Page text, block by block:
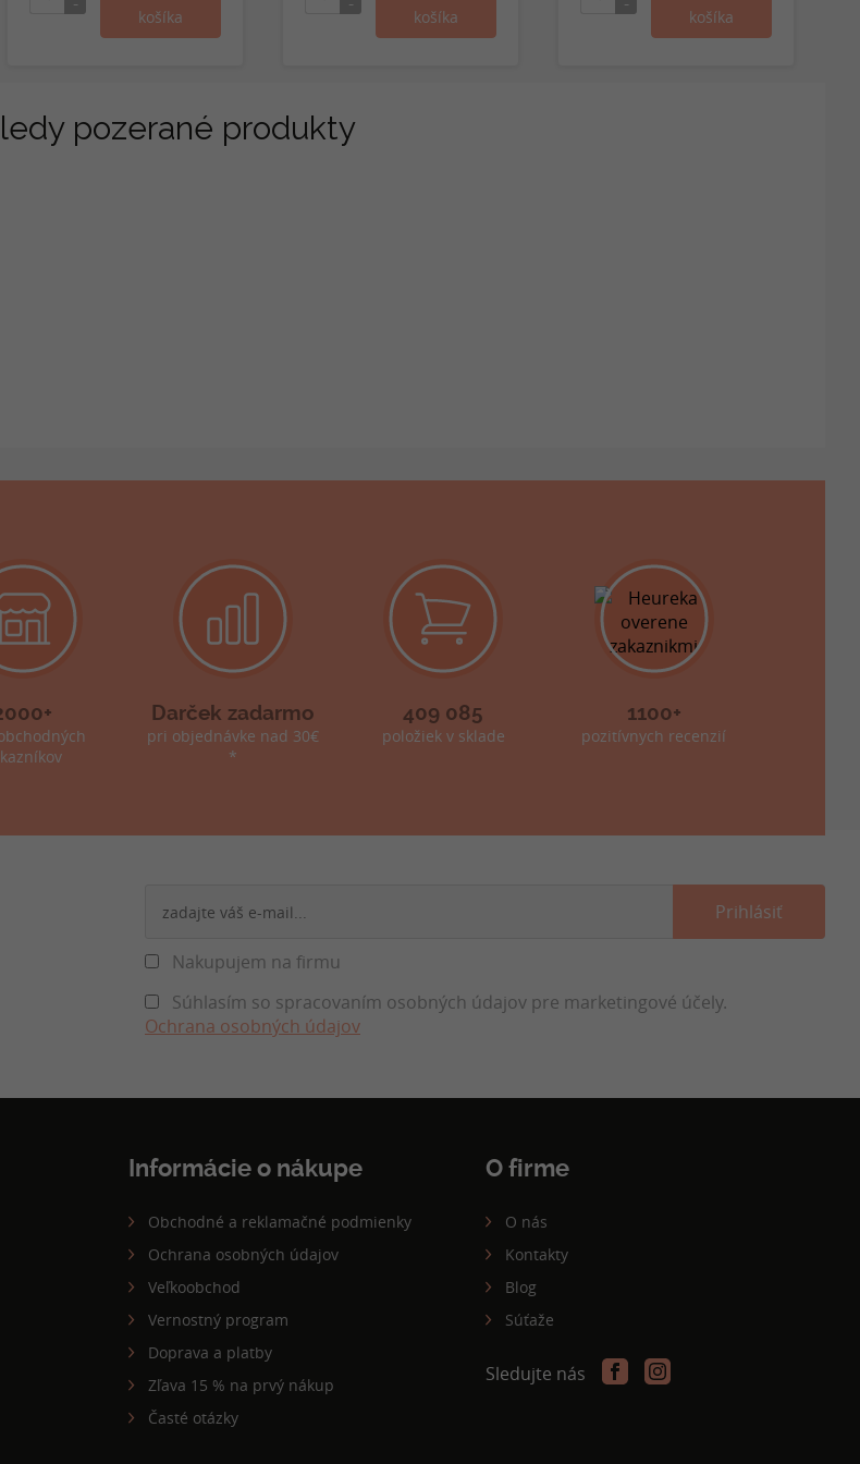
pozerané produkty
Darček zadarmo
pri objednávke nad 30€
*
409 085
položiek v sklade
1100+
pozitívnych recenzií
Nakupujem na firmu
Súhlasím so spracovaním osobných údajov pre marketingové účely.
Ochrana osobných údajov
Informácie o nákupe
Obchodné a reklamačné podmienky
Ochrana osobných údajov
Veľkoobchod
Vernostný program
Doprava a platby
Zľava 15 % na prvý nákup
Časté otázky
O firme
O nás
Kontakty
Blog
Súťaže
Sledujte nás